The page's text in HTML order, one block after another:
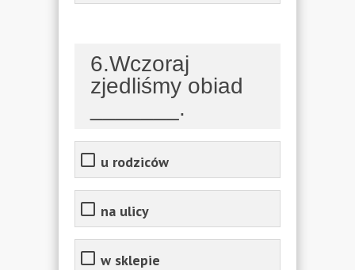
6.Wczoraj
zjedliśmy obiad
_______.
u rodziców
na ulicy
w sklepie